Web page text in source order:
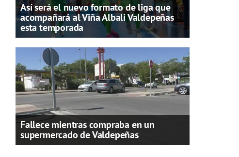
Así será el nuevo formato de liga que
acompañará al Viña Albali Valdepeñas
esta temporada
Fallece mientras compraba en un
supermercado de Valdepeñas